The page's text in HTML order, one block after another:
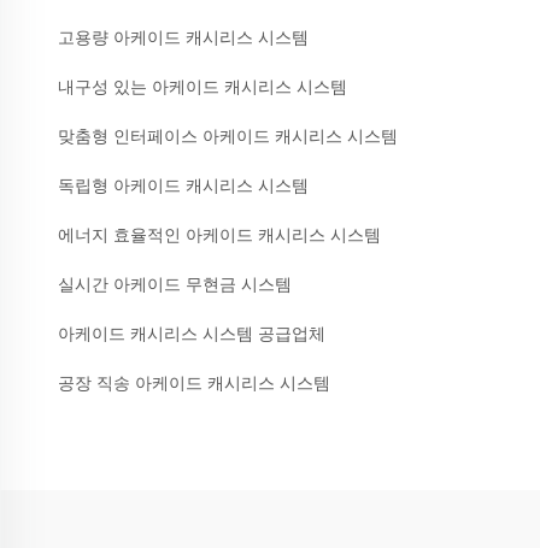
고용량 아케이드 캐시리스 시스템
내구성 있는 아케이드 캐시리스 시스템
맞춤형 인터페이스 아케이드 캐시리스 시스템
독립형 아케이드 캐시리스 시스템
에너지 효율적인 아케이드 캐시리스 시스템
실시간 아케이드 무현금 시스템
아케이드 캐시리스 시스템 공급업체
공장 직송 아케이드 캐시리스 시스템